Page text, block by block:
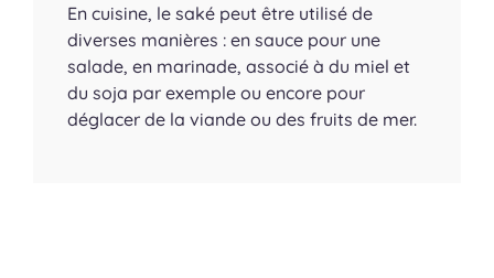
En cuisine, le saké peut être utilisé de
diverses manières : en sauce pour une
salade, en marinade, associé à du miel et
du soja par exemple ou encore pour
déglacer de la viande ou des fruits de mer.